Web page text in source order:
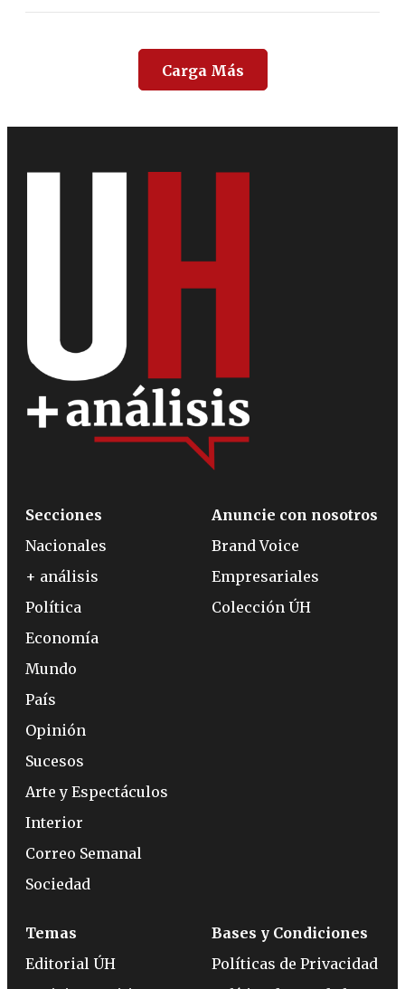
Carga Más
Secciones
Nacionales
+ análisis
Política
Economía
Mundo
País
Opinión
Sucesos
Arte y Espectáculos
Interior
Correo Semanal
Sociedad
Anuncie con nosotros
Brand Voice
Empresariales
Colección ÚH
Temas
Editorial ÚH
Bases y Condiciones
Políticas de Privacidad